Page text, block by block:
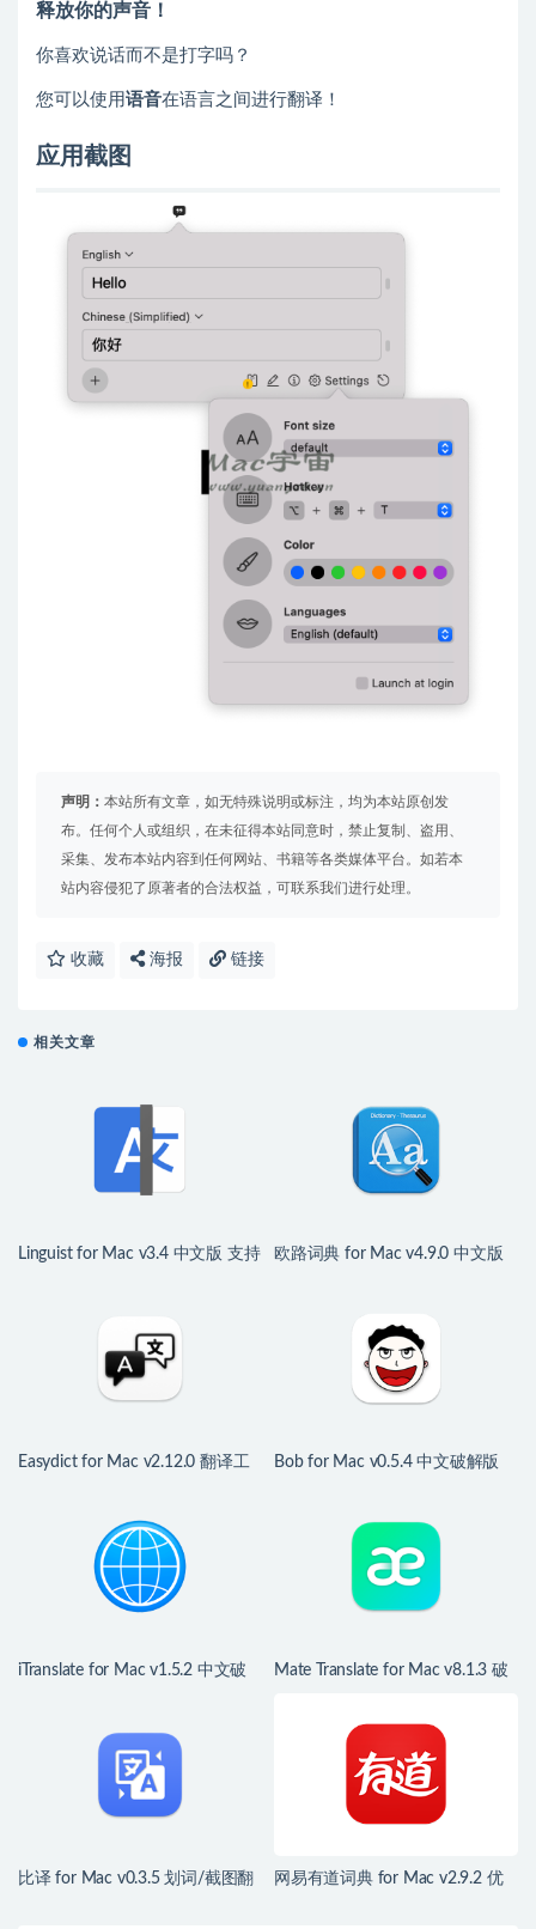
释放你的声音！
你喜欢说话而不是打字吗？
您可以使用语音在语言之间进行翻译！
应用截图
声明： 本站所有文章，如无特殊说明或标注，均为本站原创发
布。任何个人或组织，在未征得本站同意时，禁止复制、盗用、
采集、发布本站内容到任何网站、书籍等各类媒体平台。如若本
站内容侵犯了原著者的合法权益，可联系我们进行处理。
收藏 海报 链接
相关文章
Linguist for Mac v3.4 中文版 支持
欧路词典 for Mac v4.9.0 中文版
Easydict for Mac v2.12.0 翻译工
Bob for Mac v0.5.4 中文破解版
iTranslate for Mac v1.5.2 中文破
Mate Translate for Mac v8.1.3 破
比译 for Mac v0.3.5 划词/截图翻
网易有道词典 for Mac v2.9.2 优